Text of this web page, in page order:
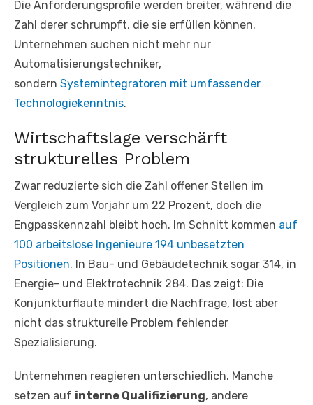
Die Anforderungsprofile werden breiter, während die
Zahl derer schrumpft, die sie erfüllen können.
Unternehmen suchen nicht mehr nur
Automatisierungstechniker,
sondern Systemintegratoren mit umfassender
Technologiekenntnis.
Wirtschaftslage verschärft
strukturelles Problem
Zwar reduzierte sich die Zahl offener Stellen im
Vergleich zum Vorjahr um 22 Prozent, doch die
Engpasskennzahl bleibt hoch. Im Schnitt kommen auf
100 arbeitslose Ingenieure 194 unbesetzten
Positionen. In Bau- und Gebäudetechnik sogar 314, in
Energie- und Elektrotechnik 284. Das zeigt: Die
Konjunkturflaute mindert die Nachfrage, löst aber
nicht das strukturelle Problem fehlender
Spezialisierung.
Unternehmen reagieren unterschiedlich. Manche
setzen auf interne Qualifizierung, andere